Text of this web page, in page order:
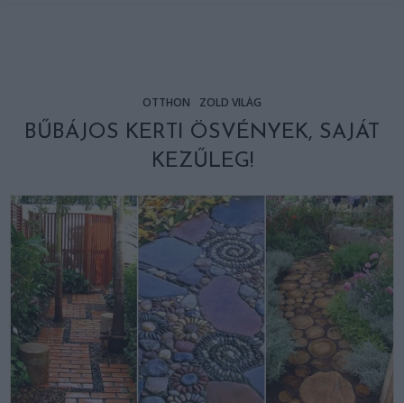
OTTHON ZÖLD VILÁG
BŰBÁJOS KERTI ÖSVÉNYEK, SAJÁT
KEZŰLEG!